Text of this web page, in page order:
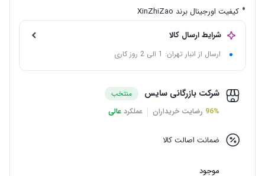
کیفیت اورجینال برند XinZhiZao
شرایط ارسال کالا
ارسال از انبار تهران: 1 الی 2 روز کاری
شرکت بازرگانی سایس
منتخب
96% رضایت خریداران عملکرد عالی
ضمانت اصالت کالا
موجود